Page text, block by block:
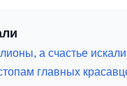
а счастье
главных